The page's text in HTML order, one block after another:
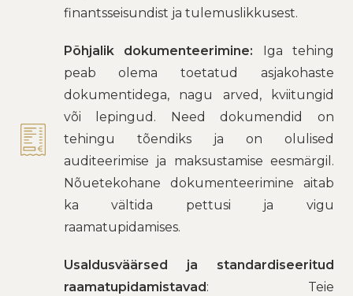
finantsseisundist ja tulemuslikkusest.
Põhjalik dokumenteerimine: Iga tehing
peab olema toetatud asjakohaste
dokumentidega, nagu arved, kviitungid
või lepingud. Need dokumendid on
tehingu tõendiks ja on olulised
auditeerimise ja maksustamise eesmärgil.
Nõuetekohane dokumenteerimine aitab
ka vältida pettusi ja vigu
raamatupidamises.
Usaldusväärsed ja standardiseeritud
raamatupidamistavad: Teie